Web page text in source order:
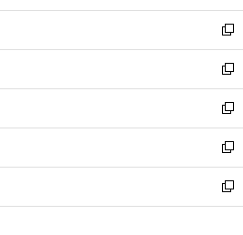
開
く
ウ
で
開
く
ン
ド
ウ
で
開
く
ウ
ィ
ン
ド
ウ
で
開
く
し
い
ウ
ィ
ン
ド
ウ
で
開
く
新
し
い
ウ
ィ
ン
ド
ウ
で
開
新
し
い
ウ
ィ
ン
ド
ウ
新
し
い
ウ
ィ
ン
新
し
い
ウ
新
し